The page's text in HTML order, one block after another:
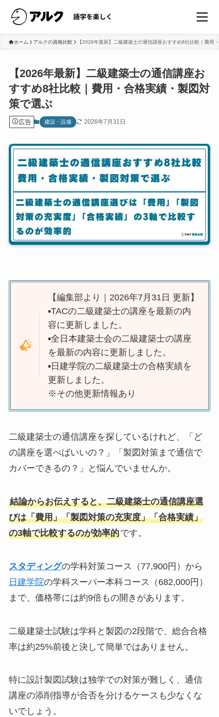
ホーム アルクの資格比較 【2026年最新】二級建築士の通信講座おすすめ8社比較｜費用
【2026年最新】二級建築士の通信講座お
すすめ8社比較｜費用・合格実績・製図対
策で選ぶ
広告 建設・設備 2026年7月31日
【編集部より｜2026年7月31日 更新】
▪️TACの二級建築士の講座を最新の内
容に更新しました。
▪️全日本建築士会の二級建築士の講座
を最新の内容に更新しました。
▪️日建学院の二級建築士の合格実績を
更新しました。
※その他更新情報あり
二級建築士の通信講座を探しているけれど、「ど
の講座を選べばいいの？」「製図対策まで通信で
カバーできるの？」と悩んでいませんか。
結論からお伝えすると、二級建築士の通信講座選
びは「費用」「製図対策の充実度」「合格実績」
の3軸で比較するのが効率的です。
スタディングの学科対策コース（77,900円）から
日建学院の学科スーパー本科コース（682,000円）
まで、価格帯には約9倍もの開きがあります。
二級建築士試験は学科と製図の2段階で、総合合格
率は約25%前後と決して簡単ではありません。
特に設計製図試験は独学での対策が難しく、通信
講座の添削指導が合否を分けるケースも少なくな
いでしょう。